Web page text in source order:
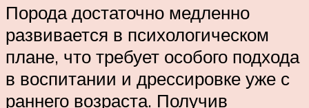
Порода достаточно медленно
развивается в психологическом
плане, что требует особого подхода
в воспитании и дрессировке уже с
раннего возраста. Получив